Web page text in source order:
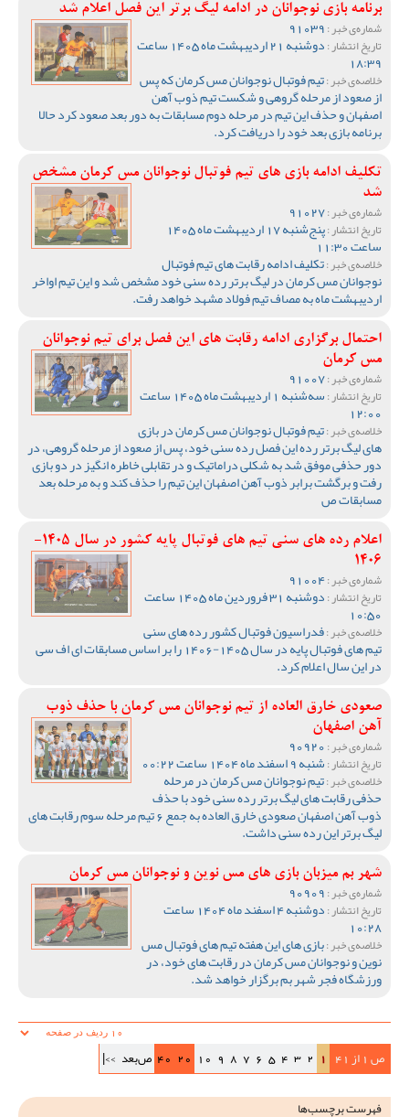
برنامه بازی نوجوانان در ادامه لیگ برتر این فصل اعلام شد
شماره‌ی خبر :
تاریخ انتشار : دوشنبه 21 اردیبهشت ماه 1405 ساعت
18:39
خلاصه‌ی خبر :تیم فوتبال نوجوانان مس کرمان که پس
از صعود از مرحله گروهی و شکست تیم ذوب آهن
اصفهان و حذف این تیم در مرحله دوم مسابقات به دور بعد صعود کرد حالا
برنامه بازی بعد خود را دریافت کرد.
تکلیف ادامه بازی های تیم فوتبال نوجوانان مس کرمان مشخص
شد
شماره‌ی خبر :
تاریخ انتشار : پنج‌شنبه 17 اردیبهشت ماه 1405
ساعت 11:30
خلاصه‌ی خبر :تکلیف ادامه رقابت های تیم فوتبال
نوجوانان مس کرمان در لیگ برتر رده سنی خود مشخص شد و این تیم اواخر
اردیبهشت ماه به مصاف تیم فولاد مشهد خواهد رفت.
احتمال برگزاری ادامه رقابت های این فصل برای تیم نوجوانان
مس کرمان
شماره‌ی خبر :
تاریخ انتشار : سه‌شنبه 1 اردیبهشت ماه 1405 ساعت
12:00
خلاصه‌ی خبر :تیم فوتبال نوجوانان مس کرمان در بازی
های لیگ برتر رده این فصل رده سنی خود، پس از صعود از مرحله گروهی، در
دور حذفی موفق شد به شکلی دراماتیک و در تقابلی خاطره انگیز در دو بازی
رفت و برگشت برابر ذوب آهن اصفهان این تیم را حذف کند و به مرحله بعد
مسابقات ص
اعلام رده های سنی تیم های فوتبال پایه کشور در سال 1405-
1406
شماره‌ی خبر :
تاریخ انتشار : دوشنبه 31 فروردین ماه 1405 ساعت
10:50
خلاصه‌ی خبر :فدراسیون فوتبال کشور رده های سنی
تیم های فوتبال پایه در سال 1405-1406 را بر اساس مسابقات ای اف سی
در این سال اعلام کرد.
صعودی خارق العاده از تیم نوجوانان مس کرمان با حذف ذوب
آهن اصفهان
شماره‌ی خبر :
تاریخ انتشار :شنبه 9 اسفند ماه 1404 ساعت 00:22
خلاصه‌ی خبر :تیم نوجوانان مس کرمان در مرحله
حذفی رقابت های لیگ برتر رده سنی خود با حذف
ذوب آهن اصفهان صعودی خارق العاده به جمع 6 تیم مرحله سوم رقابت های
لیگ برتر این رده سنی داشت.
شهر بم میزبان بازی های مس نوین و نوجوانان مس کرمان
شماره‌ی خبر :
تاریخ انتشار : دوشنبه 4 اسفند ماه 1404 ساعت
10:28
خلاصه‌ی خبر :بازی های این هفته تیم های فوتبال مس
نوین و نوجوانان مس کرمان در رقابت های خود، در
ورزشگاه فجر شهر بم برگزار خواهد شد.
ص 1 از 41 1
2
3
4
5
6
7
8
9
10
20
40 ص‌بعد >>|
فهرست برچسب‌ها